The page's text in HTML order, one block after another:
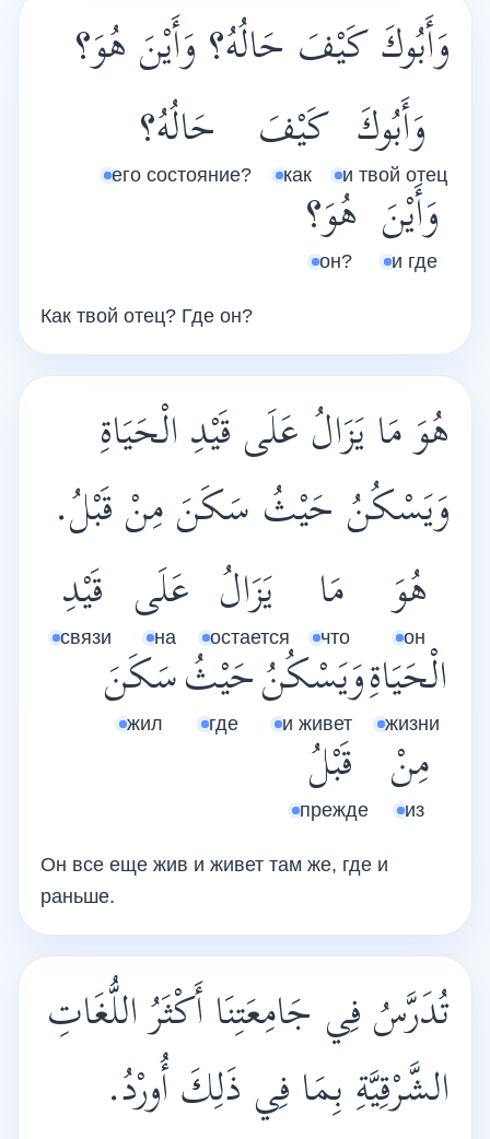
وَأَبُوكَ كَيْفَ حَالُهُ؟ وَأَيْنَ هُوَ؟
وَأَبُوكَ
и твой отец
كَيْفَ
как
حَالُهُ؟
его состояние?
وَأَيْنَ
и где
هُوَ؟
он?
Как твой отец? Где он?
هُوَ مَا يَزَالُ عَلَى قَيْدِ الْحَيَاةِ
وَيَسْكُنُ حَيْثُ سَكَنَ مِنْ قَبْلُ.
هُوَ
он
مَا
что
يَزَالُ
остается
عَلَى
на
قَيْدِ
связи
الْحَيَاةِ
жизни
وَيَسْكُنُ
и живет
حَيْثُ
где
سَكَنَ
жил
مِنْ
из
قَبْلُ
прежде
Он все еще жив и живет там же, где и
раньше.
تُدَرَّسُ فِي جَامِعَتِنَا أَكْثَرُ اللُّغَاتِ
الشَّرْقِيَّةِ بِمَا فِي ذَلِكَ أُورْدُ.